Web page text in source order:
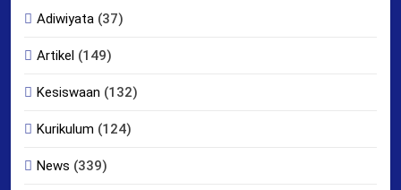
Adiwiyata (37)
Artikel (149)
Kesiswaan (132)
Kurikulum (124)
News (339)